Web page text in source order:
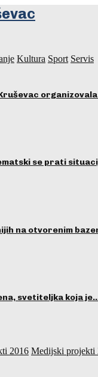
Kultura Sport Servis
se prati
na otvorenim
svetiteljka koja
2016 Medijski projekti